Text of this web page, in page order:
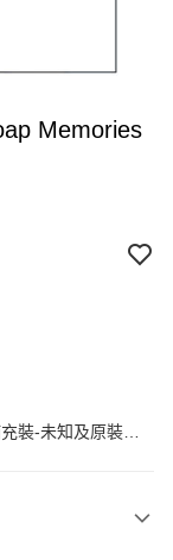
Memories
裝-未知及原裝藤